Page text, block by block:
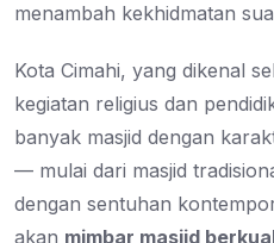
menambah kekhidmatan
Kota Cimahi, yang dikenal
kegiatan religius dan
banyak masjid dengan
— mulai dari masjid
dengan sentuhan
akan mimbar masjid